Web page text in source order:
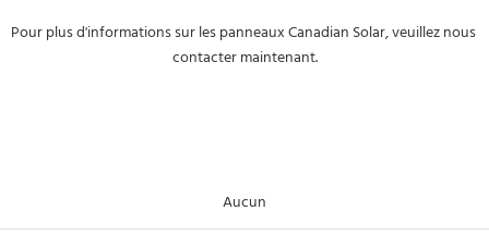
Pour plus d'informations sur les panneaux Canadian Solar, veuillez nous
contacter maintenant.
Aucun